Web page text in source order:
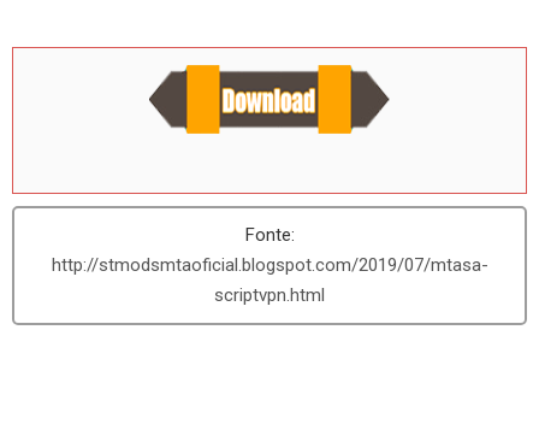
http://stmodsmtaoficial.blogspot.com/2019/07/mtasa-
scriptvpn.html